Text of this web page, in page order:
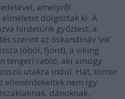
amelyről
elméletet dolgoztak ki. A
hirdetünk győztest: a
szerint az óskandináv ’vik’
(öböl, fjord), a viking
tengeri rabló, aki amúgy
utakra indul. Hát, tömör
ellenérdekeltek nem így
dánoknak,